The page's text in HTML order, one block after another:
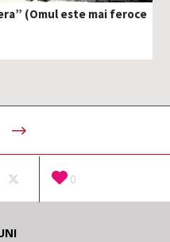
(Omul este mai feroce
0